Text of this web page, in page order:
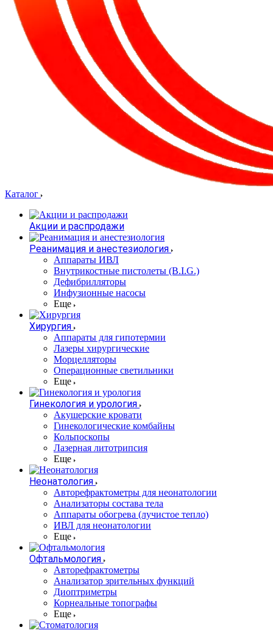
Каталог
Акции и распродажи
Реанимация и анестезиология
Аппараты ИВЛ
Внутрикостные пистолеты (B.I.G.)
Дефибрилляторы
Инфузионные насосы
Еще
Хирургия
Аппараты для гипотермии
Лазеры хирургические
Морцелляторы
Операционные светильники
Еще
Гинекология и урология
Акушерские кровати
Гинекологические комбайны
Кольпоскопы
Лазерная литотрипсия
Еще
Неонатология
Авторефрактометры для неонатологии
Анализаторы состава тела
Аппараты обогрева (лучистое тепло)
ИВЛ для неонатологии
Еще
Офтальмология
Авторефрактометры
Анализатор зрительных функций
Диоптриметры
Корнеальные топографы
Еще